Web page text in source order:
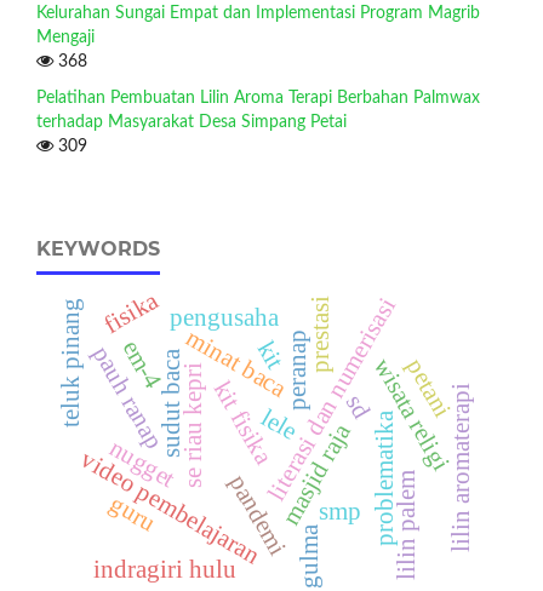
Kelurahan Sungai Empat dan Implementasi Program Magrib
Mengaji
368
Pelatihan Pembuatan Lilin Aroma Terapi Berbahan Palmwax
terhadap Masyarakat Desa Simpang Petai
309
KEYWORDS
literasi dan numerisasi
sd
minat baca
sudut bacase riau kepri
smp
kit fisika problematika
video pembelajaran
pandemi
guru
peranap
indragiri hulu
wisata religi
pauh ranap
masjid raja
teluk pinang prestasi
lilin aromaterapi
gulma
petani
lilin palem
pengusaha
lele
nugget
fisika
kit
em-4